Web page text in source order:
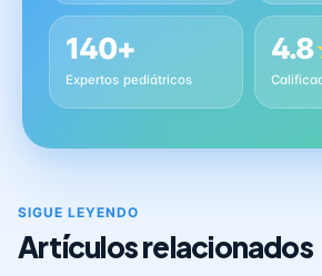
140+
Expertos pediátricos
4.8
SIGUE LEYENDO
Artículos relacionados